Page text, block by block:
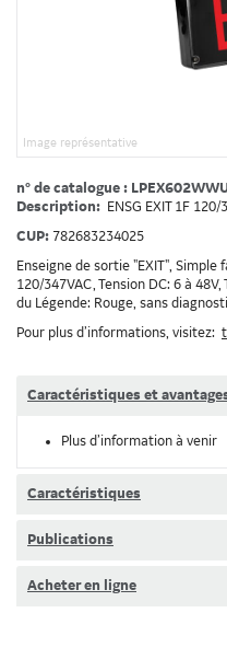
Image représentative
n° de catalogue :
Description: ENSG EXIT 1F
CUP: 782683234025
Enseigne de sortie "EXIT",
120/347VAC, Tension DC: 6 à
du Légende: Rouge, sans
Pour plus d’informations, visitez:
Caractéristiques et
Plus d’information à venir
Caractéristiques
Publications
Acheter en ligne